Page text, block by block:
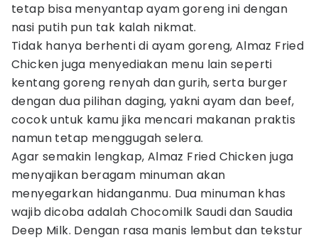
tetap bisa menyantap ayam goreng ini dengan
nasi putih pun tak kalah nikmat.
Tidak hanya berhenti di ayam goreng, Almaz Fried
Chicken juga menyediakan menu lain seperti
kentang goreng renyah dan gurih, serta burger
dengan dua pilihan daging, yakni ayam dan beef,
cocok untuk kamu jika mencari makanan praktis
namun tetap menggugah selera.
Agar semakin lengkap, Almaz Fried Chicken juga
menyajikan beragam minuman akan
menyegarkan hidanganmu. Dua minuman khas
wajib dicoba adalah Chocomilk Saudi dan Saudia
Deep Milk. Dengan rasa manis lembut dan tekstur